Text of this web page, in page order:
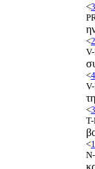
<
<
<
τη
<
<